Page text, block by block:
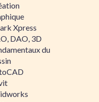
Xpress
DAO, 3D
du